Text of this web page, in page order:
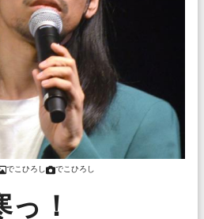
でこひろし でこひろし
っ！